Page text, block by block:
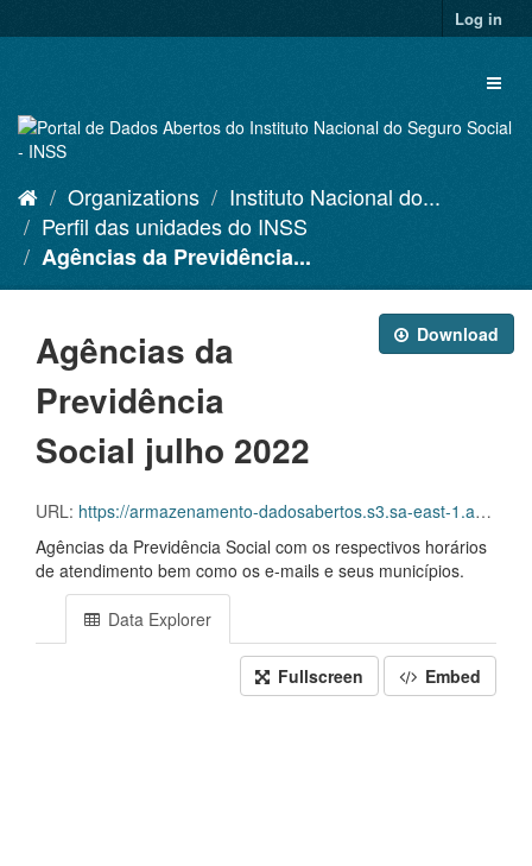
to
Log in
Organizations
Instituto Nacional do...
Perfil das unidades do INSS
Agências da Previdência...
Download
Agências da
Previdência
Social julho 2022
URL: https://armazenamento-dadosabertos.s3.sa-east-1.amazonaws.com/Plano+2016_2018_Grupos+de+dados/INSS+-+Perfil+das+unidades+do+INSS/agencias-da-previdencia-social-07-2022.csv
Agências da Previdência Social com os respectivos horários
de atendimento bem como os e-mails e seus municípios.
Data Explorer
Fullscreen Embed